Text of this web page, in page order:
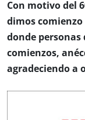
Con motivo del
dimos
donde personas
comienzos,
agradeciendo a